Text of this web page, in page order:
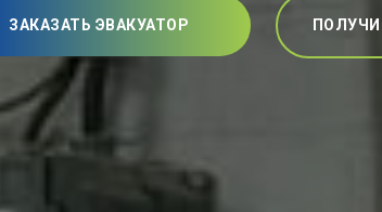
ЗАКАЗАТЬ ЭВАКУАТОР